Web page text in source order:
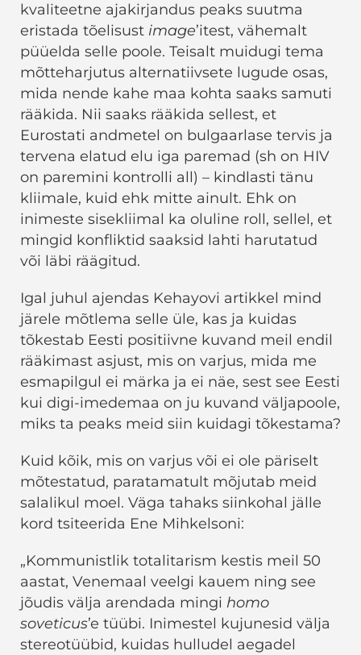
kvaliteetne ajakirjandus peaks suutma
eristada tõelisust image’itest, vähemalt
püüelda selle poole. Teisalt muidugi tema
mõtteharjutus alternatiivsete lugude osas,
mida nende kahe maa kohta saaks samuti
rääkida. Nii saaks rääkida sellest, et
Eurostati andmetel on bulgaarlase tervis ja
tervena elatud elu iga paremad (sh on HIV
on paremini kontrolli all) – kindlasti tänu
kliimale, kuid ehk mitte ainult. Ehk on
inimeste sisekliimal ka oluline roll, sellel, et
mingid konfliktid saaksid lahti harutatud
või läbi räägitud.
Igal juhul ajendas Kehayovi artikkel mind
järele mõtlema selle üle, kas ja kuidas
tõkestab Eesti positiivne kuvand meil endil
rääkimast asjust, mis on varjus, mida me
esmapilgul ei märka ja ei näe, sest see Eesti
kui digi-imedemaa on ju kuvand väljapoole,
miks ta peaks meid siin kuidagi tõkestama?
Kuid kõik, mis on varjus või ei ole päriselt
mõtestatud, paratamatult mõjutab meid
salalikul moel. Väga tahaks siinkohal jälle
kord tsiteerida Ene Mihkelsoni:
„Kommunistlik totalitarism kestis meil 50
aastat, Venemaal veelgi kauem ning see
jõudis välja arendada mingi homo
soveticus’e tüübi. Inimestel kujunesid välja
stereotüübid, kuidas hulludel aegadel